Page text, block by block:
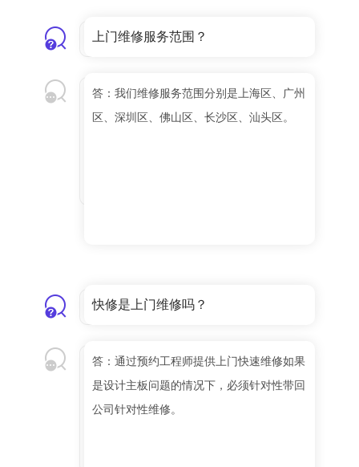
上门维修服务范围？
答：我们维修服务范围分别是上海区、广州
区、深圳区、佛山区、长沙区、汕头区。
快修是上门维修吗？
答：通过预约工程师提供上门快速维修如果
是设计主板问题的情况下，必须针对性带回
公司针对性维修。